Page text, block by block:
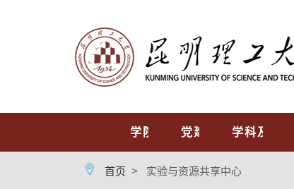
学院概况 党建工作 学科及专业
首页 > 实验与资源共享中心